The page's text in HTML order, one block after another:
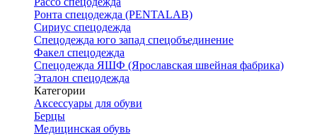
Ронта спецодежда (PENTALAB)
Сириус спецодежда
Спецодежда юго запад спецобъединение
Факел спецодежда
Спецодежда ЯШФ (Ярославская швейная фабрика)
Эталон спецодежда
Категории
Аксессуары для обуви
Берцы
Медицинская обувь